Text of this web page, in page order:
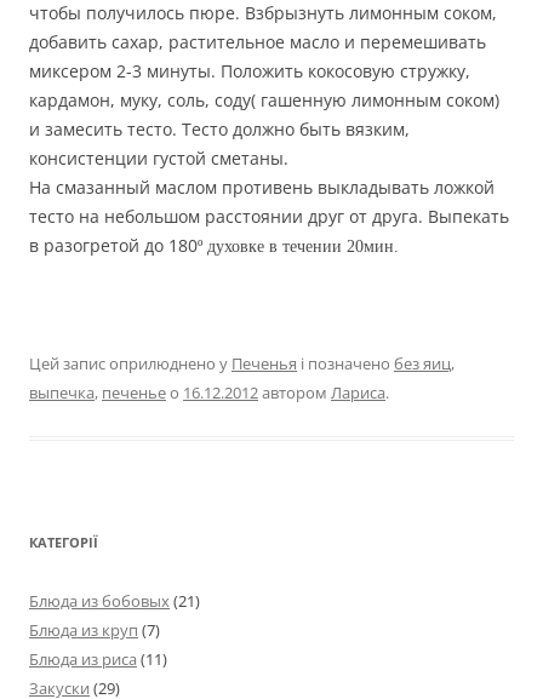
чтобы получилось пюре. Взбрызнуть лимонным соком,
добавить сахар, растительное масло и перемешивать
миксером 2-3 минуты. Положить кокосовую стружку,
кардамон, муку, соль, соду( гашенную лимонным соком)
и замесить тесто. Тесто должно быть вязким,
консистенции густой сметаны.
На смазанный маслом противень выкладывать ложкой
тесто на небольшом расстоянии друг от друга. Выпекать
в разогретой до 180º духовке в течении 20мин.
Цей запис оприлюднено у Печенья і позначено без яиц,
выпечка, печеньео 16.12.2012автором Лариса.
КАТЕГОРІЇ
Блюда из бобовых(21)
Блюда из круп (7)
Блюда из риса (11)
Закуски (29)